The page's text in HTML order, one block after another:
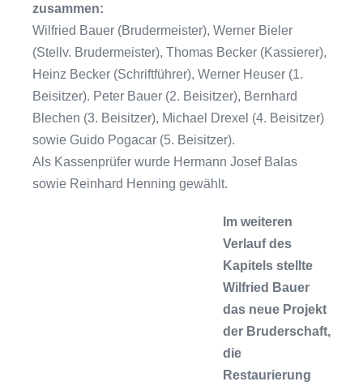
zusammen:
Wilfried Bauer (Brudermeister), Werner Bieler
(Stellv. Brudermeister), Thomas Becker (Kassierer),
Heinz Becker (Schriftführer), Werner Heuser (1.
Beisitzer). Peter Bauer (2. Beisitzer), Bernhard
Blechen (3. Beisitzer), Michael Drexel (4. Beisitzer)
sowie Guido Pogacar (5. Beisitzer).
Als Kassenprüfer wurde Hermann Josef Balas
sowie Reinhard Henning gewählt.
Im weiteren
Verlauf des
Kapitels stellte
Wilfried Bauer
das neue Projekt
der Bruderschaft,
die
Restaurierung